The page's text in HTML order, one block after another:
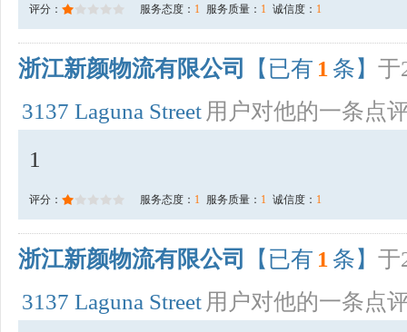
评分： 服务态度： 1 服务质量： 1 诚信度： 1
浙江新颜物流有限公司 【已有 1 条】 于
3137 Laguna Street 用户对他的一条点
1
评分： 服务态度： 1 服务质量： 1 诚信度： 1
浙江新颜物流有限公司 【已有 1 条】 于
3137 Laguna Street 用户对他的一条点